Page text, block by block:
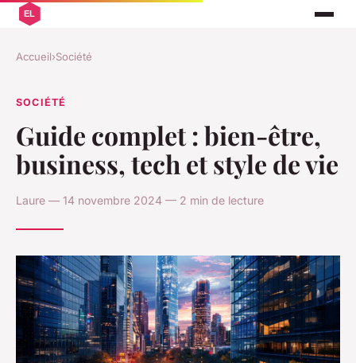
Accueil›Société
SOCIÉTÉ
Guide complet : bien-être,
business, tech et style de vie
Laure — 14 novembre 2024 — 2 min de lecture